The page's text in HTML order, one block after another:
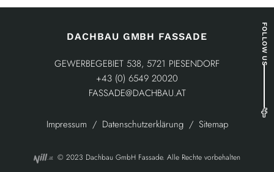
DACHBAU GMBH FASSADE
GEWERBEGEBIET 538, 5721 PIESENDORF
+43 (0) 6549 20020
FASSADE@DACHBAU.AT
Impressum Datenschutzerklärung Sitemap
.at © 2023 Dachbau GmbH Fassade. Alle Rechte vorbehalten
FOLLOW US